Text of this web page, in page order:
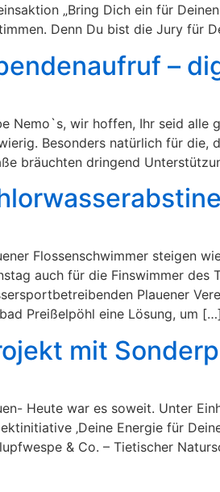
„Bring Dich ein für
Denn Du bist die Jury für
–
Nemo`s, wir hoffen, Ihr seid alle
Besonders natürlich für die,
bräuchten dringend
Flossenschwimmer steigen
auch für die Finswimmer des
Plauener
Preißelpöhl eine Lösung, um […]
mit
Heute war es soweit. Unter
‚Deine Energie für
& Co. – Tietischer